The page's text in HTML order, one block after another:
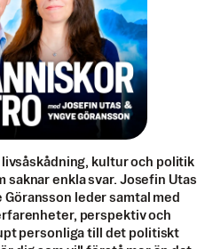
livsåskådning, kultur och politik
saknar enkla svar. Josefin Utas
leder samtal med
perspektiv och
personliga till det politiskt